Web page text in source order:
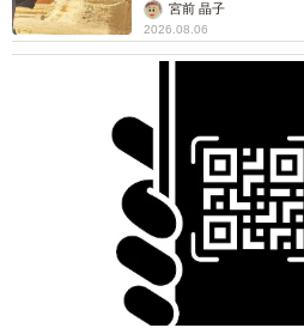
「これ全部長野県
に感動と反響「離
だって気づいた」
「ミステリーの女
「2時間サスペン
違う血液型に「私
屋】まいどなニュース
2026.08.06
「わぁ…姐さん…」
優岩下志麻さん、